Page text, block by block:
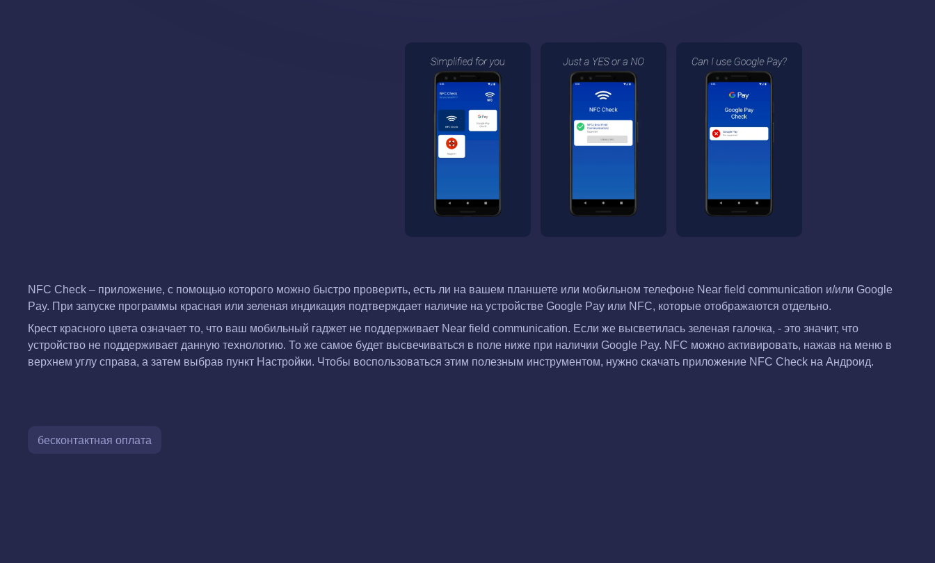
NFC Check – приложение, с помощью которого можно быстро проверить, есть ли на вашем планшете или мобильном телефоне Near field communication и/или Google
Pay. При запуске программы красная или зеленая индикация подтверждает наличие на устройстве Google Pay или NFC, которые отображаются отдельно.
Крест красного цвета означает то, что ваш мобильный гаджет не поддерживает Near field communication. Если же высветилась зеленая галочка, - это значит, что
устройство не поддерживает данную технологию. То же самое будет высвечиваться в поле ниже при наличии Google Pay. NFC можно активировать, нажав на меню в
верхнем углу справа, а затем выбрав пункт Настройки. Чтобы воспользоваться этим полезным инструментом, нужно скачать приложение NFC Check на Андроид.
бесконтактная оплата